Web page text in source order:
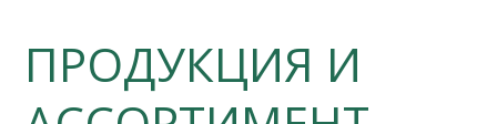
ПРОДУКЦИЯ И